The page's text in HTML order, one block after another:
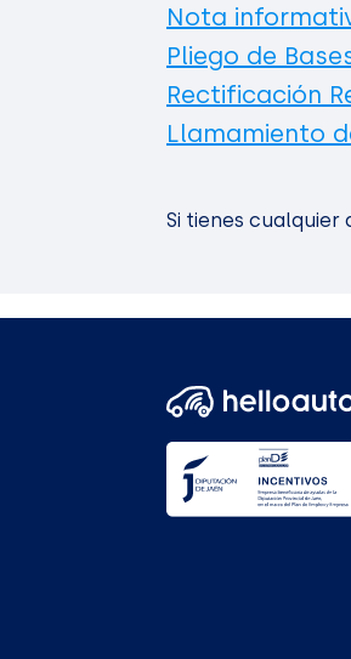
Nota
Pliego de
Rectificación
Llamamiento
Si tienes cualquier